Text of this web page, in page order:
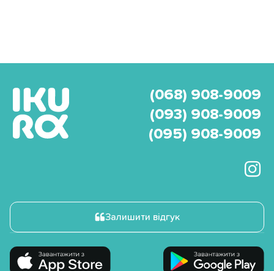
(068) 908-9009
(093) 908-9009
(095) 908-9009
Залишити відгук